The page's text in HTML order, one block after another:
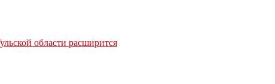
области расширится